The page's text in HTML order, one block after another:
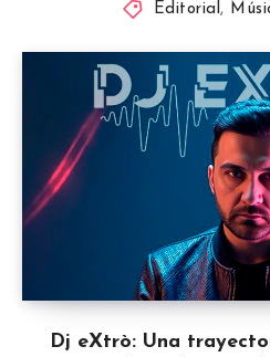
Editorial,
Dj eXtrò: Una